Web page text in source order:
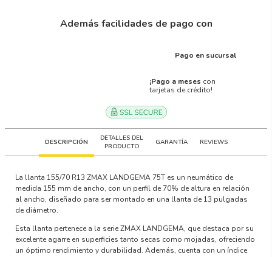
Además facilidades de pago con
Pago en sucursal
¡Pago a meses con
tarjetas de crédito!
DESCRIPCIÓN
DETALLES DEL
PRODUCTO
GARANTÍA REVIEWS
La llanta 155/70 R13 ZMAX LANDGEMA 75T es un neumático de
medida 155 mm de ancho, con un perfil de 70% de altura en relación
al ancho, diseñado para ser montado en una llanta de 13 pulgadas
de diámetro.
Esta llanta pertenece a la serie ZMAX LANDGEMA, que destaca por su
excelente agarre en superficies tanto secas como mojadas, ofreciendo
un óptimo rendimiento y durabilidad. Además, cuenta con un índice